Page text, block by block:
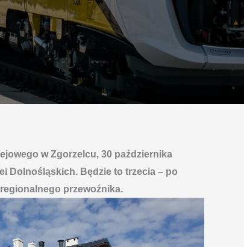
w Zgorzelcu, 30 października
Dolnośląskich. Będzie to trzecia – po
przewoźnika.